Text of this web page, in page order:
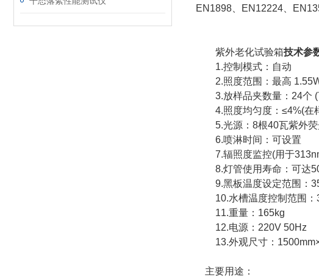
EN1898、EN12224、
紫外老化试验箱技术参
1.控制模式：自动
2.照度范围：最高 1.55W/
3.放样品夹数量：24个
4.照度均匀度：≤4%(在
5.光源：8根40瓦紫外荧
6.喷淋时间：可设置
7.辐照度监控(用于
8.灯管使用寿命：可达
9.黑板温度设定范围：
10.水槽温度控制范围：
11.重量：165kg
12.电源：220V 50Hz
13.外观尺寸：
主要用途：